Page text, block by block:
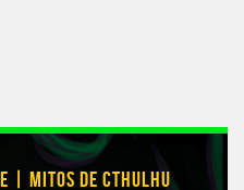
| MITOS DE CTHULHU